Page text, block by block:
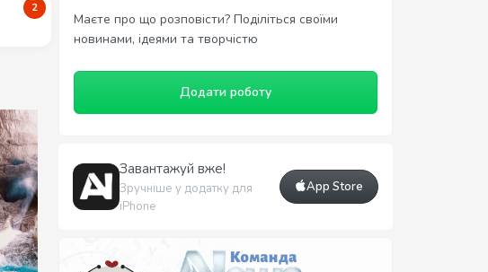
2
Маєте про що розповісти? Поділіться своїми
новинами, ідеями та творчістю
Додати роботу
Завантажуй вже!
Зручніше у додатку для
iPhone
App Store